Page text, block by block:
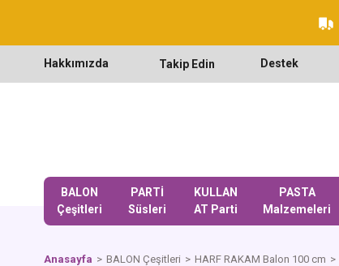
Hakkımızda Takip Edin Destek
BALON
Çeşitleri
PARTİ
Süsleri
KULLAN
AT Parti
PASTA
Malzemeleri
Anasayfa BALON Çeşitleri HARF RAKAM Balon 100 cm